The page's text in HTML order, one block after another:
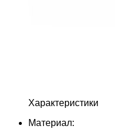
Характеристики
Материал: